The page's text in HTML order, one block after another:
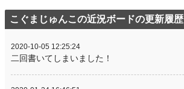
こぐまじゅんこの近況ボードの更新履歴
2020-10-05 12:25:24
二回書いてしまいました！